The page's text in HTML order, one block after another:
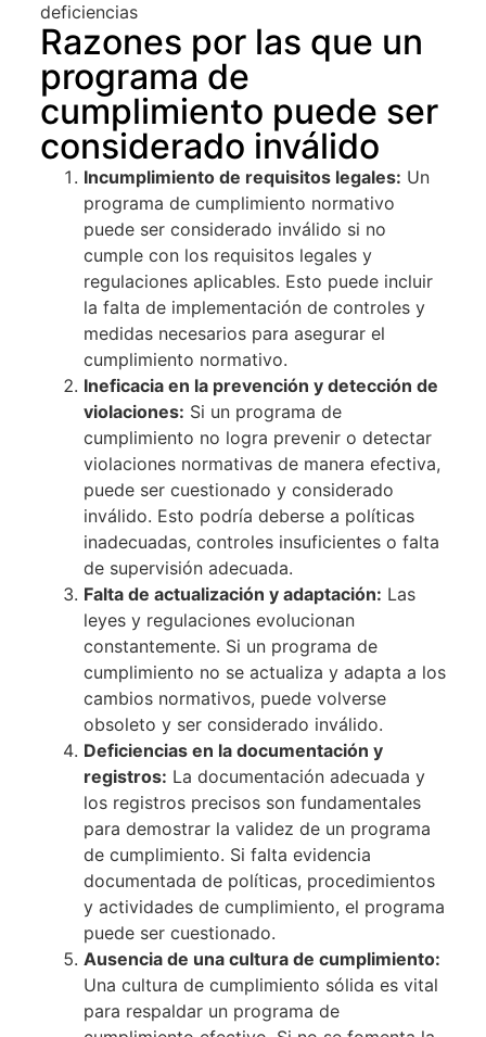
deficiencias
Razones por las que un
programa de
cumplimiento puede ser
considerado inválido
Incumplimiento de requisitos legales: Un
programa de cumplimiento normativo
puede ser considerado inválido si no
cumple con los requisitos legales y
regulaciones aplicables. Esto puede incluir
la falta de implementación de controles y
medidas necesarios para asegurar el
cumplimiento normativo.
Ineficacia en la prevención y detección de
violaciones: Si un programa de
cumplimiento no logra prevenir o detectar
violaciones normativas de manera efectiva,
puede ser cuestionado y considerado
inválido. Esto podría deberse a políticas
inadecuadas, controles insuficientes o falta
de supervisión adecuada.
Falta de actualización y adaptación: Las
leyes y regulaciones evolucionan
constantemente. Si un programa de
cumplimiento no se actualiza y adapta a los
cambios normativos, puede volverse
obsoleto y ser considerado inválido.
Deficiencias en la documentación y
registros: La documentación adecuada y
los registros precisos son fundamentales
para demostrar la validez de un programa
de cumplimiento. Si falta evidencia
documentada de políticas, procedimientos
y actividades de cumplimiento, el programa
puede ser cuestionado.
Ausencia de una cultura de cumplimiento:
Una cultura de cumplimiento sólida es vital
para respaldar un programa de